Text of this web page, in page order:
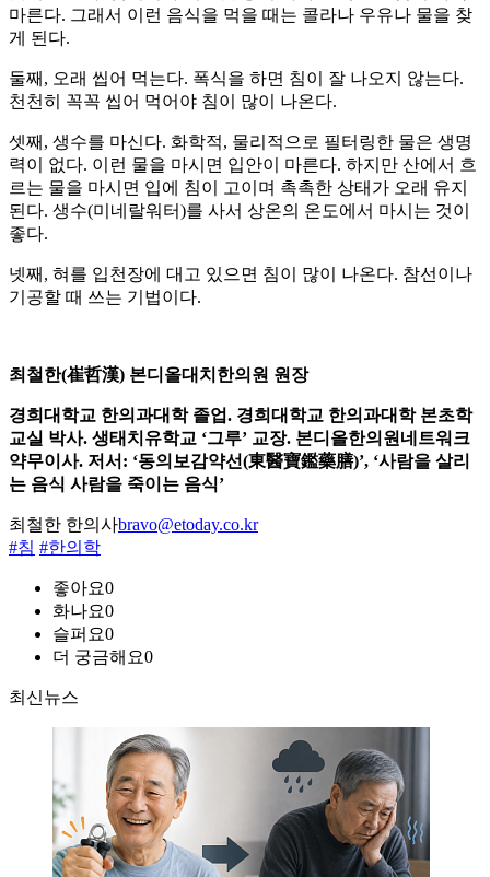
마른다. 그래서 이런 음식을 먹을 때는 콜라나 우유나 물을 찾
게 된다.
둘째, 오래 씹어 먹는다. 폭식을 하면 침이 잘 나오지 않는다.
천천히 꼭꼭 씹어 먹어야 침이 많이 나온다.
셋째, 생수를 마신다. 화학적, 물리적으로 필터링한 물은 생명
력이 없다. 이런 물을 마시면 입안이 마른다. 하지만 산에서 흐
르는 물을 마시면 입에 침이 고이며 촉촉한 상태가 오래 유지
된다. 생수(미네랄워터)를 사서 상온의 온도에서 마시는 것이
좋다.
넷째, 혀를 입천장에 대고 있으면 침이 많이 나온다. 참선이나
기공할 때 쓰는 기법이다.
최철한(崔哲漢) 본디올대치한의원 원장
경희대학교 한의과대학 졸업. 경희대학교 한의과대학 본초학
교실 박사. 생태치유학교 ‘그루’ 교장. 본디올한의원네트워크
약무이사. 저서: ‘동의보감약선(東醫寶鑑藥膳)’, ‘사람을 살리
는 음식 사람을 죽이는 음식’
최철한 한의사bravo@etoday.co.kr
#침 #한의학
좋아요0
화나요0
슬퍼요0
더 궁금해요0
최신뉴스